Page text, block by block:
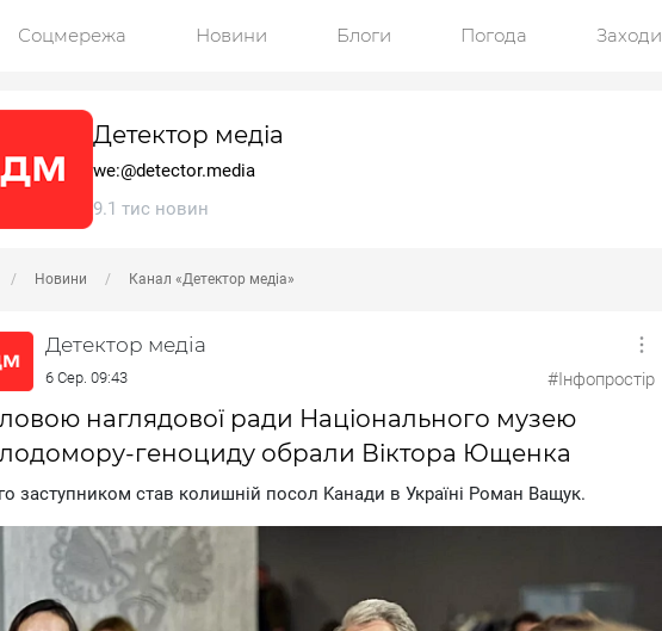
Соцмережа Новини Блоги Погода Заходи
Детектор медіа
we:@detector.media
9.1 тис новин
Новини Канал «Детектор медіа»
Детектор медіа
6 Сер. 09:43 #Інфопростір
наглядової ради Національного музею
геноциду обрали Віктора Ющенка
зacтупникoм cтaв кoлишнiй пocoл Kaнaди в Укpaїнi Poмaн Baщук.